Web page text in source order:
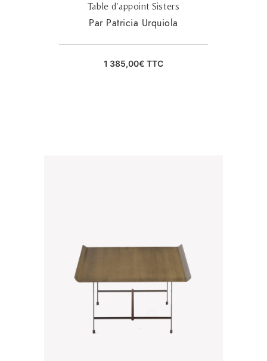
Table d’appoint Sisters
Par Patricia Urquiola
1 385,00€ TTC